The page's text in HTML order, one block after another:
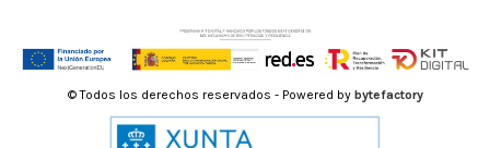
© Todos los derechos reservados - Powered by bytefactory